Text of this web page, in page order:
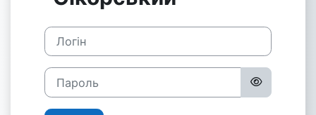
Логін
Пароль